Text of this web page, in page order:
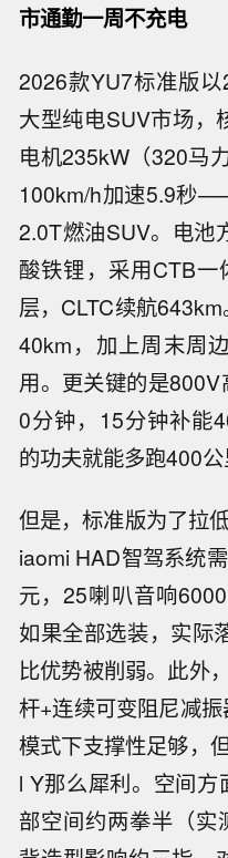
市通勤一周不充电
2026款YU7标准版
大型纯电SUV市场，
电机235kW（320马
100km/h加速5.9秒
2.0T燃油SUV。电池
酸铁锂，采用CTB
层，CLTC续航
40km，加上周末周
用。更关键的是
0分钟，15分钟补
的功夫就能多跑400公
但是，标准版为了拉
iaomi HAD智驾系统
元，25喇叭音响
如果全部选装，实际
比优势被削弱。此外
杆+连续可变阻尼减
模式下支撑性足够，
l Y那么犀利。空间
部空间约两拳半（实